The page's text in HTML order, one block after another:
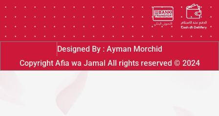
Designed By : Ayman Morchid
2024 © Copyright Afia wa Jamal All rights reserved